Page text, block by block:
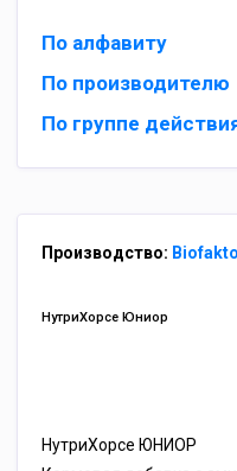
По алфавиту
По производителю
По группе
Производство:
НутриХорсе Юниор
НутриХорсе ЮНИОР